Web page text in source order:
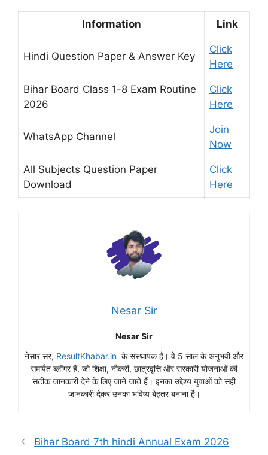
Information Link
Hindi Question Paper & Answer Key
Click
Here
Bihar Board Class 1-8 Exam Routine
2026
Click
Here
WhatsApp Channel
Join
Now
All Subjects Question Paper
Download
Click
Here
Nesar Sir
Nesar Sir
नेसार सर, ResultKhabar.in के संस्थापक हैं। वे 5 साल के अनुभवी और
समर्पित ब्लॉगर हैं, जो शिक्षा, नौकरी, छात्रवृत्ति और सरकारी योजनाओं की
सटीक जानकारी देने के लिए जाने जाते हैं। इनका उद्देश्य युवाओं को सही
जानकारी देकर उनका भविष्य बेहतर बनाना है।
Bihar Board 7th hindi Annual Exam 2026